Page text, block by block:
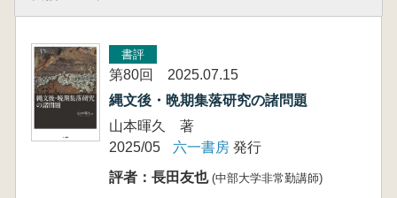
書評
第80回 2025.07.15
縄文後・晩期集落研究の諸問題
山本暉久 著
2025/05
六一書房 発行
評者：長田友也 (中部大学非常勤講師)